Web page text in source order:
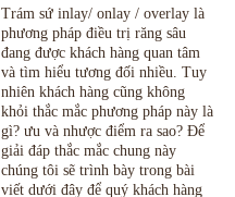
của phương pháp này - Nha
Khoa Thùy Anh Thái Nguyên
Trám sứ inlay/ onlay / overlay là
phương pháp điều trị răng sâu
đang được khách hàng quan tâm
và tìm hiểu tương đối nhiều. Tuy
nhiên khách hàng cũng không
khỏi thắc mắc phương pháp này là
gì? ưu và nhược điểm ra sao? Để
giải đáp thắc mắc chung này
chúng tôi sẽ trình bày trong bài
viết dưới đây để quý khách hàng